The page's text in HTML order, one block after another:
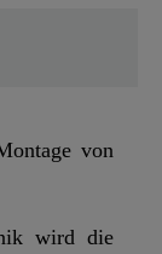
von
wird die